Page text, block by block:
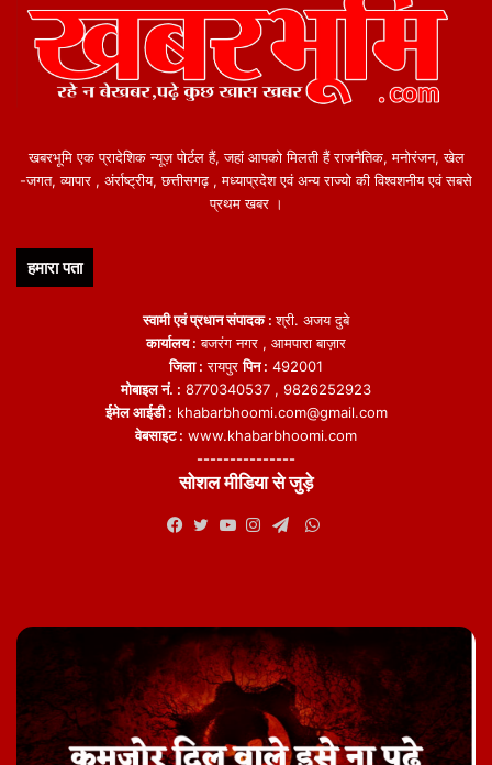
खबरभूमि एक प्रादेशिक न्यूज़ पोर्टल हैं, जहां आपको मिलती हैं राजनैतिक, मनोरंजन, खेल
-जगत, व्यापार , अंर्राष्ट्रीय, छत्तीसगढ़ , मध्याप्रदेश एवं अन्य राज्यो की विश्वशनीय एवं सबसे
प्रथम खबर ।
हमारा पता
स्वामी एवं प्रधान संपादक :श्री. अजय दुबे
कार्यालय : बजरंग नगर , आमपारा बाज़ार
जिला : रायपुरपिन : 492001
मोबाइल नं. : 8770340537 , 9826252923
ईमेल आईडी : khabarbhoomi.com@gmail.com
वेबसाइट : www.khabarbhoomi.com
---------------
सोशल मीडिया से जुड़े
WhatsApp